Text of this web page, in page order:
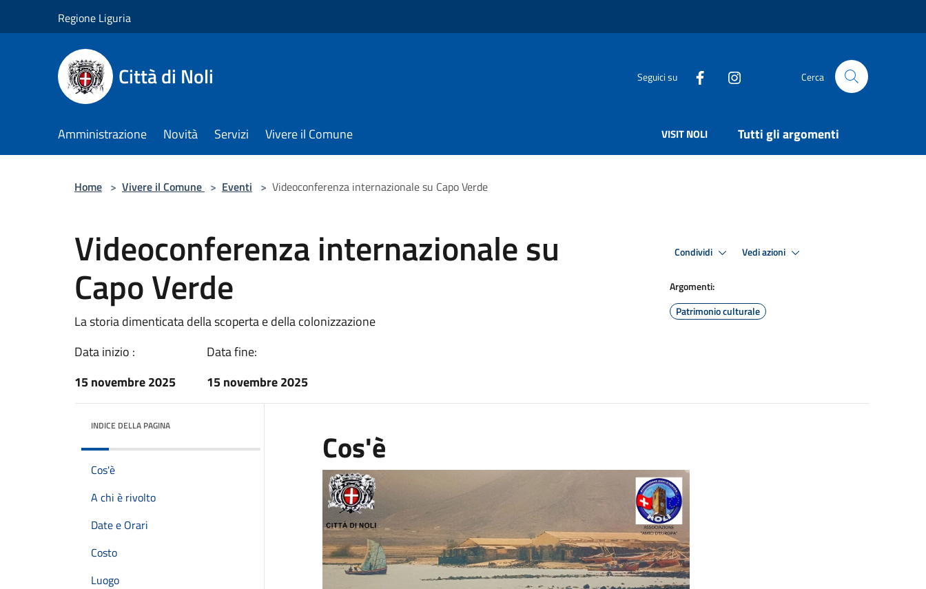
Regione Liguria
Città di Noli Seguici su Cerca
Amministrazione Novità Servizi Vivere il Comune VISIT NOLI Tutti gli argomenti
Home > Vivere il Comune > Eventi > Videoconferenza internazionale su Capo Verde
Videoconferenza internazionale su
Capo Verde
La storia dimenticata della scoperta e della colonizzazione
Data inizio :
15 novembre 2025
Data fine:
15 novembre 2025
Condividi Vedi azioni
Argomenti:
Patrimonio culturale
INDICE DELLA PAGINA
Cos'è
A chi è rivolto
Date e Orari
Costo
Luogo
Cos'è